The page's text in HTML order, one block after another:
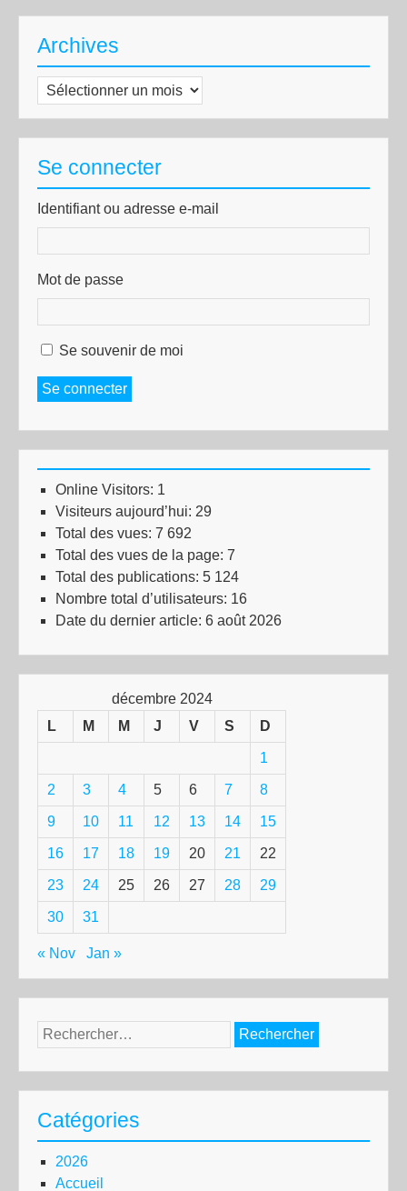
Archives
Archives
Se connecter
Identifiant ou adresse e-mail
Mot de passe
Se souvenir de moi
Se connecter
Online Visitors: 1
Visiteurs aujourd’hui: 29
Total des vues: 7 692
Total des vues de la page: 7
Total des publications: 5 124
Nombre total d’utilisateurs: 16
Date du dernier article: 6 août 2026
décembre 2024
L
M M J V S D
1
2 3 4 5 6 7 8
9 10 11 12 13 14 15
16 17 18 19 20 21 22
23 24 25 26 27 28 29
30 31
« Nov Jan »
Rechercher :
Catégories
2026
Accueil